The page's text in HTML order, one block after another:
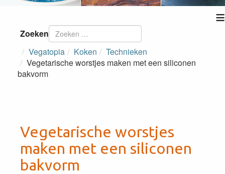
≡
Zoeken
Vegatopia
Koken
Technieken
Vegetarische worstjes maken met een siliconen
bakvorm
Vegetarische worstjes
maken met een siliconen
bakvorm